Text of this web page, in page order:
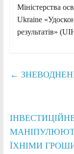
Міністерства
Ukraine
результатів»
←
ЇХНІМИ